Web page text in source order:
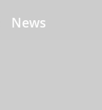
News